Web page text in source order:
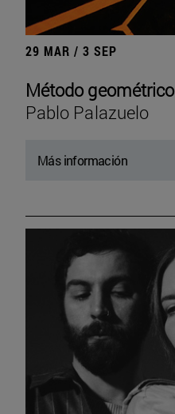
29 MAR / 3 SEP
Método geométrico
Pablo Palazuelo
Más información